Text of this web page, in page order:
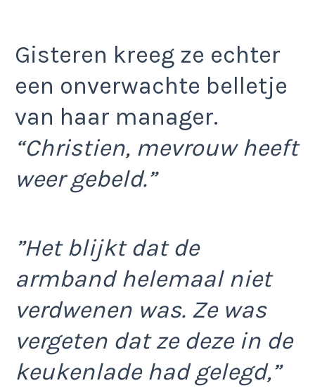
Gisteren kreeg ze echter
een onverwachte belletje
van haar manager.
“Christien, mevrouw heeft
weer gebeld.”
”Het blijkt dat de
armband helemaal niet
verdwenen was. Ze was
vergeten dat ze deze in de
keukenlade had gelegd,”